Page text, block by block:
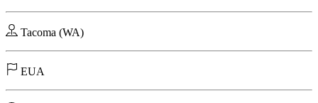
Tacoma (WA)
EUA